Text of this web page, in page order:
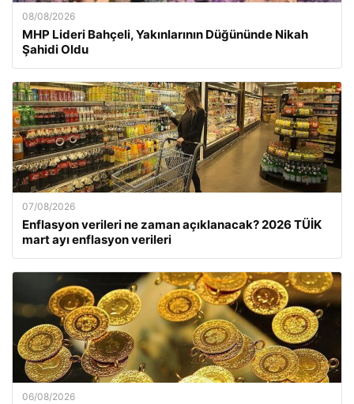
08/08/2026
MHP Lideri Bahçeli, Yakınlarının Düğününde Nikah
Şahidi Oldu
07/08/2026
Enflasyon verileri ne zaman açıklanacak? 2026 TÜİK
mart ayı enflasyon verileri
06/08/2026